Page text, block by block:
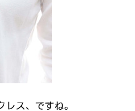
レス、ですね。